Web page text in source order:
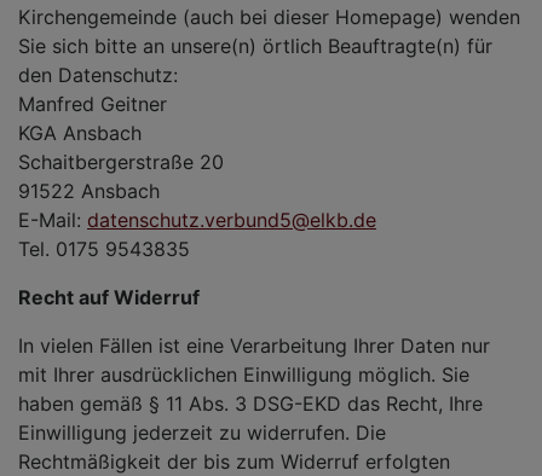
Kirchengemeinde (auch bei dieser Homepage) wenden
Sie sich bitte an unsere(n) örtlich Beauftragte(n) für
den Datenschutz:
Manfred Geitner
KGA Ansbach
Schaitbergerstraße 20
91522 Ansbach
E-Mail: datenschutz.verbund5@elkb.de
Tel. 0175 9543835
Recht auf Widerruf
In vielen Fällen ist eine Verarbeitung Ihrer Daten nur
mit Ihrer ausdrücklichen Einwilligung möglich. Sie
haben gemäß § 11 Abs. 3 DSG-EKD das Recht, Ihre
Einwilligung jederzeit zu widerrufen. Die
Rechtmäßigkeit der bis zum Widerruf erfolgten